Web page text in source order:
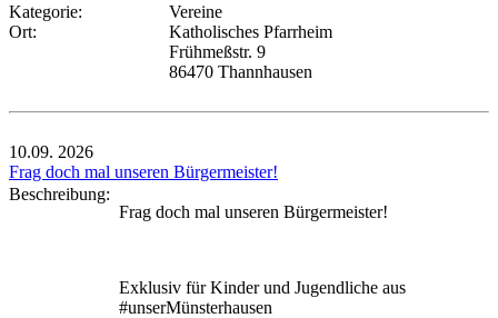
Kategorie:
Vereine
Ort:
Katholisches Pfarrheim
Frühmeßstr. 9
86470 Thannhausen
10.09. 2026
Frag doch mal unseren Bürgermeister!
Beschreibung:
Frag doch mal unseren Bürgermeister!
Exklusiv für Kinder und Jugendliche aus
#unserMünsterhausen